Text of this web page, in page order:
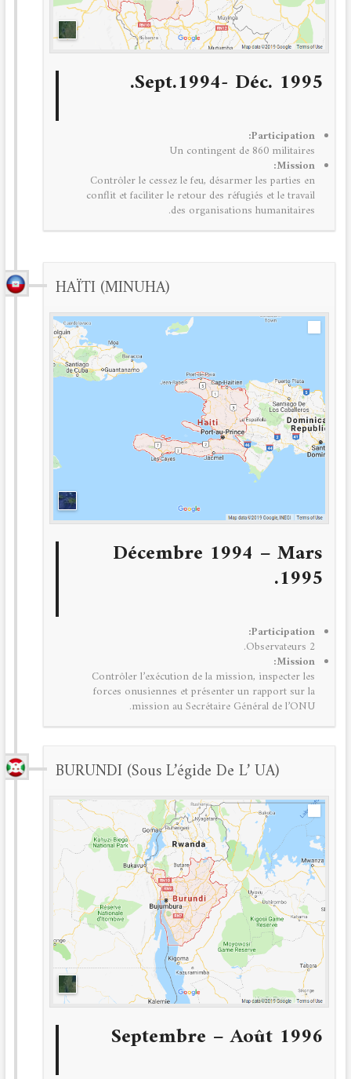
Sept.1994- Déc. 1995.
Participation:
Un contingent de 860 militaires
Mission:
Contrôler le cessez le feu, désarmer les parties en
conflit et faciliter le retour des réfugiés et le travail
des organisations humanitaires.
HAÏTI (MINUHA)
Décembre 1994 – Mars
1995.
Participation:
2 Observateurs.
Mission:
Contrôler l’exécution de la mission, inspecter les
forces onusiennes et présenter un rapport sur la
mission au Secrétaire Général de l’ONU.
BURUNDI (sous L’égide De L’ UA)
Septembre – Août 1996